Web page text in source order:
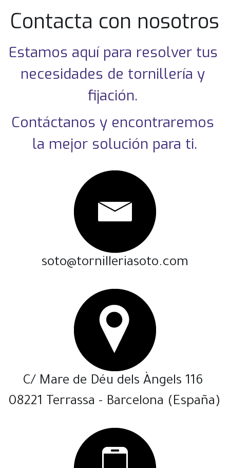
Contacta con nosotros
Estamos aquí para resolver tus
necesidades de tornillería y
fijación.
Contáctanos y encontraremos
la mejor solución para ti.
soto@tornilleriasoto.com
C/ Mare de Déu dels Àngels 116
08221 Terrassa - Barcelona (España)